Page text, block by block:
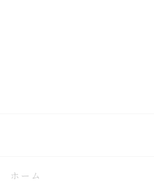
ホーム